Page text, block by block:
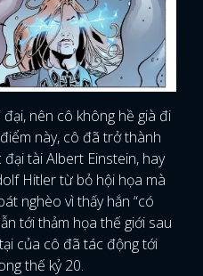
nên cô không hề già đi
này, cô đã trở thành
tài Albert Einstein, hay
Hitler từ bỏ hội họa mà
nghèo vì thấy hắn “có
tới thảm họa thế giới sau
của cô đã tác động tới
thế kỷ 20.